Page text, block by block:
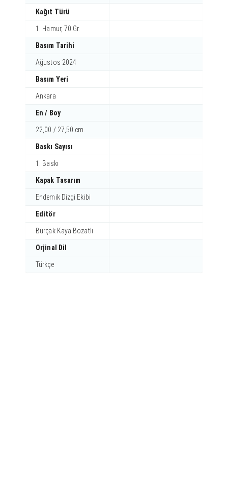
Kağıt Türü
1. Hamur, 70 Gr.
Basım Tarihi
Ağustos 2024
Basım Yeri
Ankara
En / Boy
22,00 / 27,50 cm.
Baskı Sayısı
1. Baskı
Kapak Tasarım
Endemik Dizgi Ekibi
Editör
Burçak Kaya Bozatlı
Orjinal Dil
Türkçe